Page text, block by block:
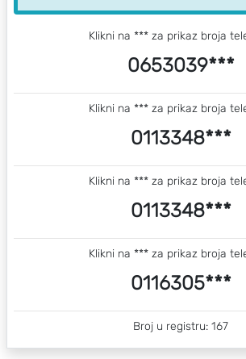
Klikni na *** za prikaz broja
0653039***
Klikni na *** za prikaz broja
0113348***
Klikni na *** za prikaz broja
0113348***
Klikni na *** za prikaz broja
0116305***
Broj u registru: 167